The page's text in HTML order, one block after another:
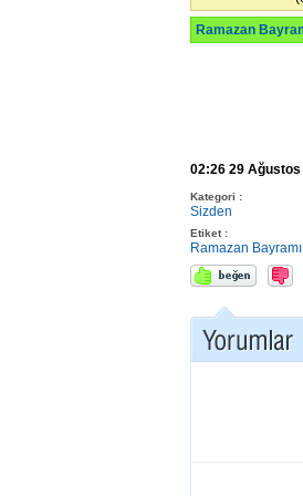
Ramazan
02:26 29
Kategori :
Sizden
Etiket :
Ramazan Bayramı